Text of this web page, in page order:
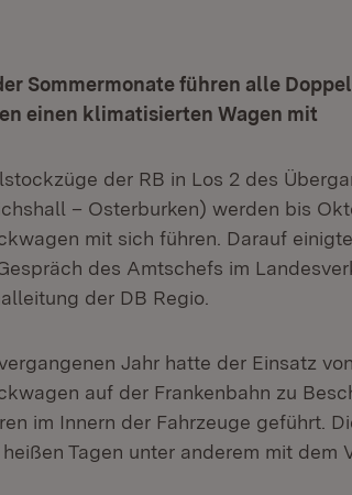
Sommermonate führen alle
einen klimatisierten Wagen mit
der RB in Los 2 des
– Osterburken) werden bis
mit sich führen. Darauf
des Amtschefs im
der DB Regio.
Jahr hatte der Einsatz
auf der Frankenbahn zu
im Innern der Fahrzeuge geführt.
Tagen unter anderem mit dem